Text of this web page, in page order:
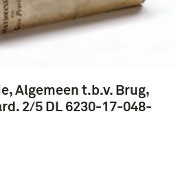
Algemeen t.b.v. Brug,
2/5 DL 6230-17-048-